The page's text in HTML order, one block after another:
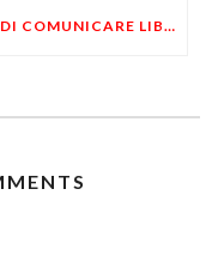
ARRIVA MOLIB, UN ALTRO MODO DI COMUNICARE LIBERTARIO